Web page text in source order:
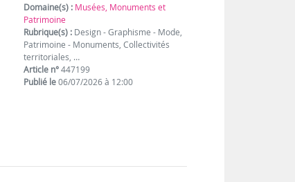
Domaine(s) : Musées, Monuments et
Patrimoine
Rubrique(s) : Design - Graphisme - Mode,
Patrimoine - Monuments, Collectivités
territoriales, …
Article n°447199
Publié le06/07/2026 à 12:00